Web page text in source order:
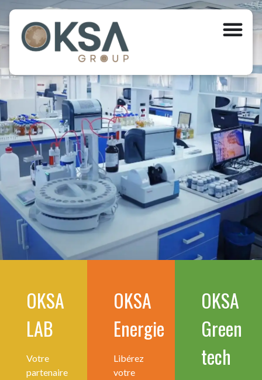
OKSA
LAB
Votre
partenaire
OKSA
Energie
Libérez
votre
OKSA
Green
tech